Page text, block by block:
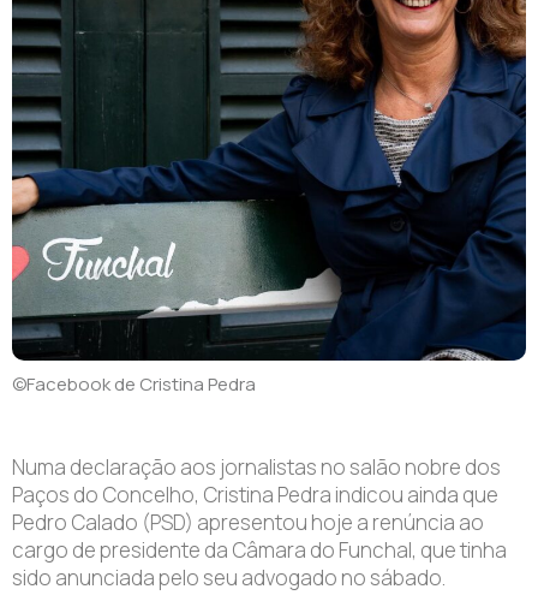
©Facebook de Cristina Pedra
Numa declaração aos jornalistas no salão nobre dos
Paços do Concelho, Cristina Pedra indicou ainda que
Pedro Calado (PSD) apresentou hoje a renúncia ao
cargo de presidente da Câmara do Funchal, que tinha
sido anunciada pelo seu advogado no sábado.